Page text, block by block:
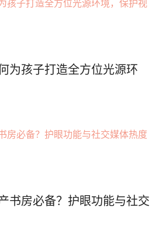
为孩子打造全方位光源环
书房必备？护眼功能与社交